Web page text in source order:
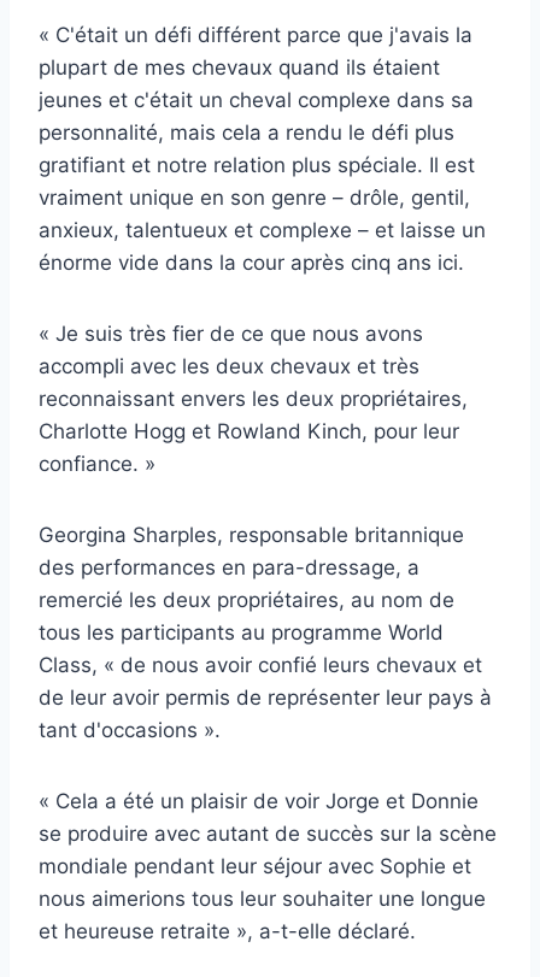
« C'était un défi différent parce que j'avais la
plupart de mes chevaux quand ils étaient
jeunes et c'était un cheval complexe dans sa
personnalité, mais cela a rendu le défi plus
gratifiant et notre relation plus spéciale. Il est
vraiment unique en son genre – drôle, gentil,
anxieux, talentueux et complexe – et laisse un
énorme vide dans la cour après cinq ans ici.
« Je suis très fier de ce que nous avons
accompli avec les deux chevaux et très
reconnaissant envers les deux propriétaires,
Charlotte Hogg et Rowland Kinch, pour leur
confiance. »
Georgina Sharples, responsable britannique
des performances en para-dressage, a
remercié les deux propriétaires, au nom de
tous les participants au programme World
Class, « de nous avoir confié leurs chevaux et
de leur avoir permis de représenter leur pays à
tant d'occasions ».
« Cela a été un plaisir de voir Jorge et Donnie
se produire avec autant de succès sur la scène
mondiale pendant leur séjour avec Sophie et
nous aimerions tous leur souhaiter une longue
et heureuse retraite », a-t-elle déclaré.